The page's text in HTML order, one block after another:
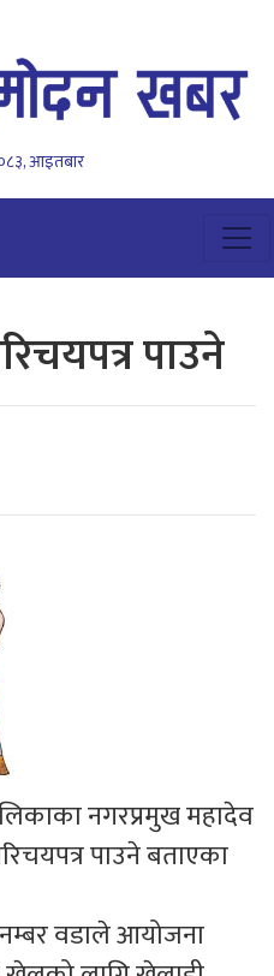
आइतबार
पाउने
नगरप्रमुख महादेव
पाउने बताएका
वडाले आयोजना